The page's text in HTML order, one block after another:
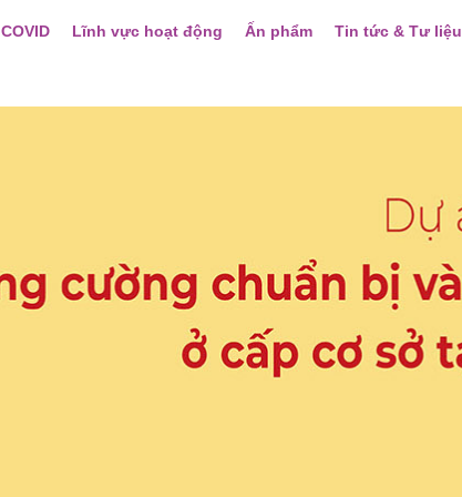
Lĩnh vực hoạt động Ấn phẩm Tin tức & Tư liệu